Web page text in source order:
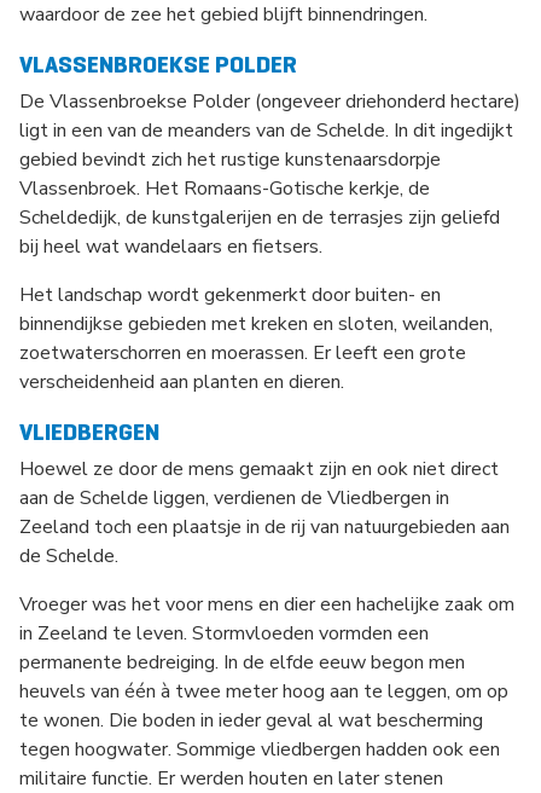
waardoor de zee het gebied blijft binnendringen.
VLASSENBROEKSE POLDER
De Vlassenbroekse Polder (ongeveer driehonderd hectare)
ligt in een van de meanders van de Schelde. In dit ingedijkt
gebied bevindt zich het rustige kunstenaarsdorpje
Vlassenbroek. Het Romaans-Gotische kerkje, de
Scheldedijk, de kunstgalerijen en de terrasjes zijn geliefd
bij heel wat wandelaars en fietsers.
Het landschap wordt gekenmerkt door buiten- en
binnendijkse gebieden met kreken en sloten, weilanden,
zoetwaterschorren en moerassen. Er leeft een grote
verscheidenheid aan planten en dieren.
VLIEDBERGEN
Hoewel ze door de mens gemaakt zijn en ook niet direct
aan de Schelde liggen, verdienen de Vliedbergen in
Zeeland toch een plaatsje in de rij van natuurgebieden aan
de Schelde.
Vroeger was het voor mens en dier een hachelijke zaak om
in Zeeland te leven. Stormvloeden vormden een
permanente bedreiging. In de elfde eeuw begon men
heuvels van één à twee meter hoog aan te leggen, om op
te wonen. Die boden in ieder geval al wat bescherming
tegen hoogwater. Sommige vliedbergen hadden ook een
militaire functie. Er werden houten en later stenen